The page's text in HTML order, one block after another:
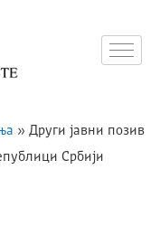
» Други јавни позив
Србији